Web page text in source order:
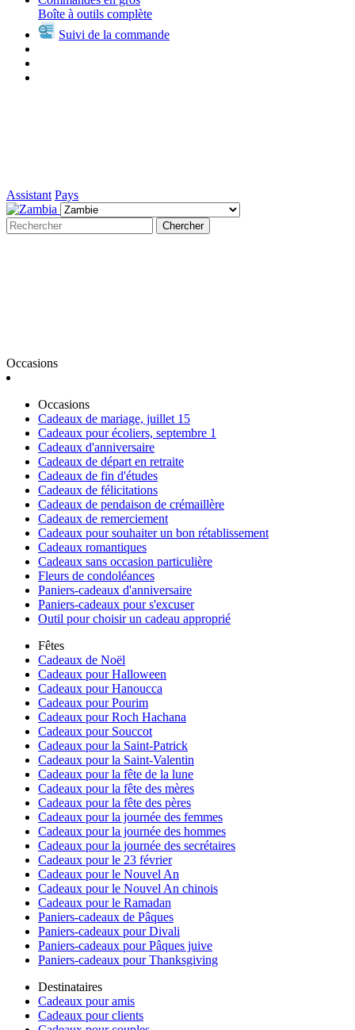
Boîte à outils complète
Suivi de la commande
Assistant Pays
Chercher
Occasions
Occasions
Cadeaux de mariage, juillet 15
Cadeaux pour écoliers, septembre 1
Cadeaux d'anniversaire
Cadeaux de départ en retraite
Cadeaux de fin d'études
Cadeaux de félicitations
Cadeaux de pendaison de crémaillère
Cadeaux de remerciement
Cadeaux pour souhaiter un bon rétablissement
Cadeaux romantiques
Cadeaux sans occasion particulière
Fleurs de condoléances
Paniers-cadeaux d'anniversaire
Paniers-cadeaux pour s'excuser
Outil pour choisir un cadeau approprié
Fêtes
Cadeaux de Noël
Cadeaux pour Halloween
Cadeaux pour Hanoucca
Cadeaux pour Pourim
Cadeaux pour Roch Hachana
Cadeaux pour Souccot
Cadeaux pour la Saint-Patrick
Cadeaux pour la Saint-Valentin
Cadeaux pour la fête de la lune
Cadeaux pour la fête des mères
Cadeaux pour la fête des pères
Cadeaux pour la journée des femmes
Cadeaux pour la journée des hommes
Cadeaux pour la journée des secrétaires
Cadeaux pour le 23 février
Cadeaux pour le Nouvel An
Cadeaux pour le Nouvel An chinois
Cadeaux pour le Ramadan
Paniers-cadeaux de Pâques
Paniers-cadeaux pour Divali
Paniers-cadeaux pour Pâques juive
Paniers-cadeaux pour Thanksgiving
Destinataires
Cadeaux pour amis
Cadeaux pour clients